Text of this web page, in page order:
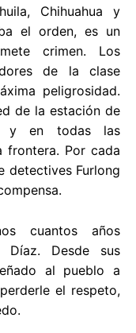
Chihuahua y
el orden, es un
crimen. Los
de la clase
peligrosidad.
de la estación de
y en todas las
frontera. Por cada
detectives Furlong
cuantos años
Díaz. Desde sus
al pueblo a
el respeto,